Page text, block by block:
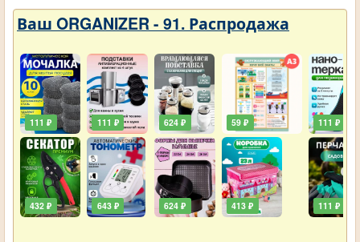
Ваш ORGANIZER - 91. Распродажа
111 ₽
432 ₽
111 ₽
643 ₽
624 ₽
624 ₽
59 ₽
413 ₽
111 ₽
111 ₽